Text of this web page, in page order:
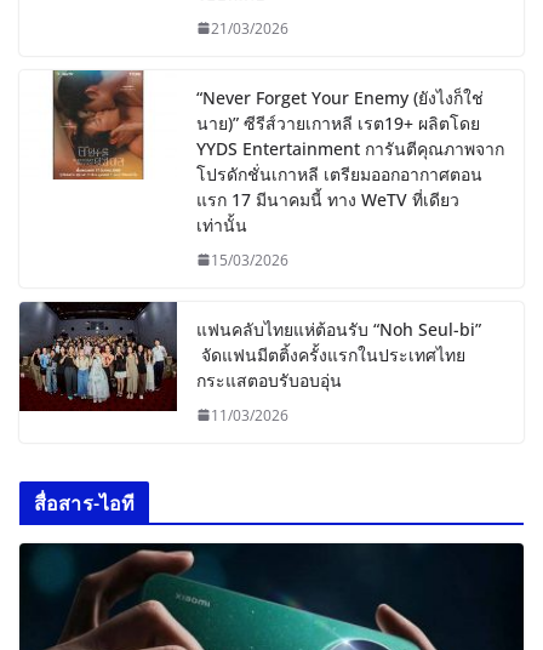
21/03/2026
“Never Forget Your Enemy (ยังไงก็ใช่
นาย)” ซีรีส์วายเกาหลี เรต19+ ผลิตโดย
YYDS Entertainment การันตีคุณภาพจาก
โปรดักชั่นเกาหลี เตรียมออกอากาศตอน
แรก 17 มีนาคมนี้ ทาง WeTV ที่เดียว
เท่านั้น
15/03/2026
แฟนคลับไทยแห่ต้อนรับ “Noh Seul-bi”
จัดแฟนมีตติ้งครั้งแรกในประเทศไทย
กระแสตอบรับอบอุ่น
11/03/2026
สื่อสาร-ไอที